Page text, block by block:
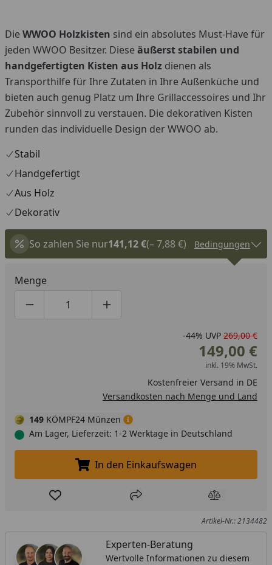
Die WWOO Holzkisten sind ein absolutes Must-Have für
jeden WWOO Besitzer. Diese äußerst stabilen und
handgefertigten Kisten aus Holz dienen als
Transporthilfe für Ihre Zutaten in Ihre Außenküche und
bieten auch genug Platz um Ihre Grillaccessoires und Ihr
Zubehör sinnvoll zu verstauen. Die dekorativen Kisten
runden das individuelle Design der WWOO ab.
Stabil
Handgefertigt
Aus Holz
Dekorativ
So zahlen Sie nur141,12 €(– 7,88 €) Bedingungen
Menge
Produktmenge um eins verringern
Produktmenge manuell eingeben
Produktmenge um eins erhöhen
-44% UVP 269,00 €
149,00 €
inkl. 19% MwSt.
Kostenfreier Versand in DE
Versandkosten nach Menge und Land
149 KÖMPF24 Münzen
Am Lager, Lieferzeit: 1-2 Werktage in Deutschland
In den Einkaufswagen legen
In den Einkaufswagen
Produkt zur Wunschliste hinzufügen
Teilen Produkt
Artikel-Nr.: 2134482
Experten-Beratung
Wertvolle Informationen zu diesem